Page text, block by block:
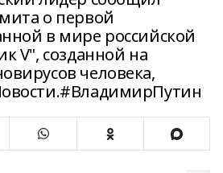
о первой
в мире российской
V", созданной на
человека,